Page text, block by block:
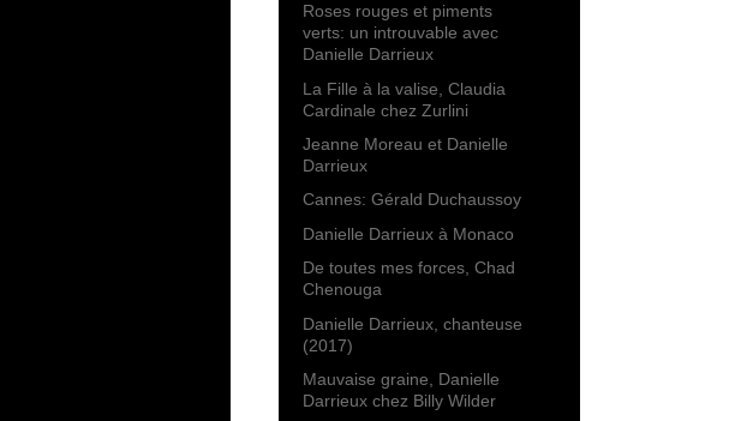
Roses rouges et piments
verts: un introuvable avec
Danielle Darrieux
La Fille à la valise, Claudia
Cardinale chez Zurlini
Jeanne Moreau et Danielle
Darrieux
Cannes: Gérald Duchaussoy
Danielle Darrieux à Monaco
De toutes mes forces, Chad
Chenouga
Danielle Darrieux, chanteuse
(2017)
Mauvaise graine, Danielle
Darrieux chez Billy Wilder